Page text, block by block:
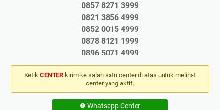
0857 8271 3999
0821 3856 4999
0852 0015 4999
0878 8121 1999
0896 5071 4999
Ketik CENTER kirim ke salah satu center di atas untuk melihat
center yang aktif.
❷ Whatsapp Center